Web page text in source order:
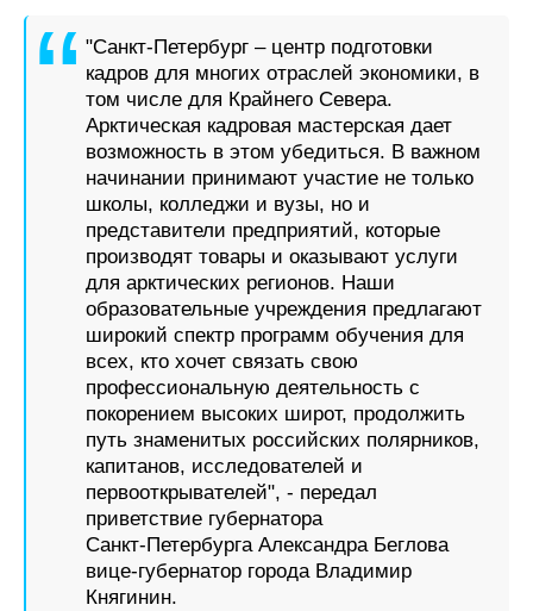
Крюинг
Журнал
Реклама
Услуги
Конференции
Выставки и семинары
Личности
Словарь
Флот
Галерея флота
Форум
Отзывы
"Санкт‑Петербург – центр подготовки
кадров для многих отраслей экономики, в
том числе для Крайнего Севера.
Арктическая кадровая мастерская дает
возможность в этом убедиться. В важном
начинании принимают участие не только
школы, колледжи и вузы, но и
представители предприятий, которые
производят товары и оказывают услуги
для арктических регионов. Наши
образовательные учреждения предлагают
широкий спектр программ обучения для
всех, кто хочет связать свою
профессиональную деятельность с
покорением высоких широт, продолжить
путь знаменитых российских полярников,
капитанов, исследователей и
первооткрывателей", - передал
приветствие губернатора
Санкт‑Петербурга Александра Беглова
вице-губернатор города Владимир
Княгинин.